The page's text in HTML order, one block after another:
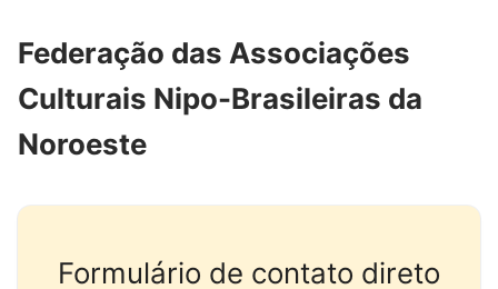
Federação das Associações
Culturais Nipo-Brasileiras da
Noroeste
Formulário de contato direto